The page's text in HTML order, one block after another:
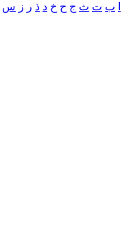
ب ت ث ج ح خ د ذ ر ز س